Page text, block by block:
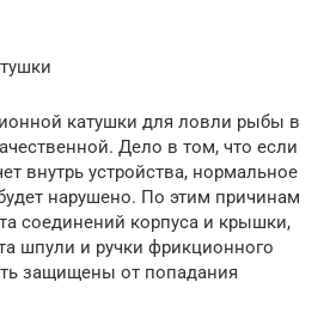
катушки для ловли рыбы в
Дело в том, что если
внутрь устройства, нормальное
нарушено. По этим причинам
соединений корпуса и крышки,
шпули и ручки фрикционного
защищены от попадания